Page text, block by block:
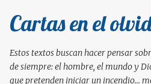
Ir al contenido
Cartas en el
Estos textos buscan hacer pensar
de siempre: el hombre, el mundo y
que pretenden iniciar un incendio...